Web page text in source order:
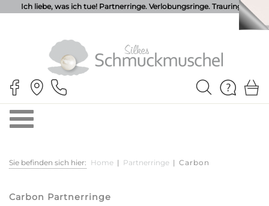
Ich liebe, was ich tue! Partnerringe. Verlobungsringe. Trauringe.
Sie befinden sich hier: Home | Partnerringe | Carbon
Carbon Partnerringe